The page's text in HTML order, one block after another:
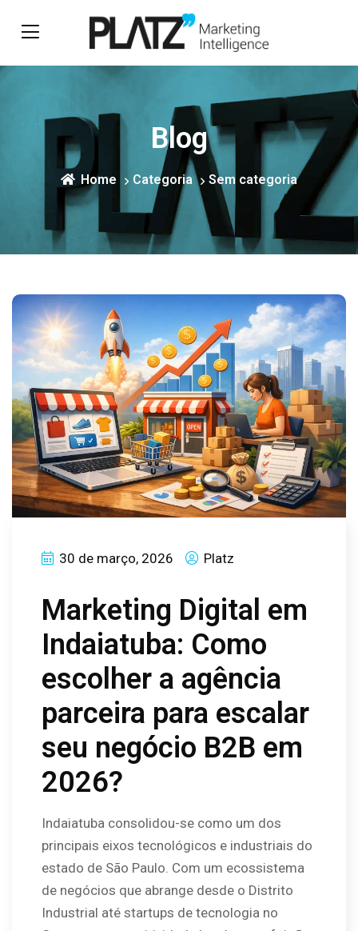
Blog
Home Categoria Sem categoria
30 de março, 2026 Platz
Marketing Digital em
Indaiatuba: Como
escolher a agência
parceira para escalar
seu negócio B2B em
2026?
Indaiatuba consolidou-se como um dos
principais eixos tecnológicos e industriais do
estado de São Paulo. Com um ecossistema
de negócios que abrange desde o Distrito
Industrial até startups de tecnologia no